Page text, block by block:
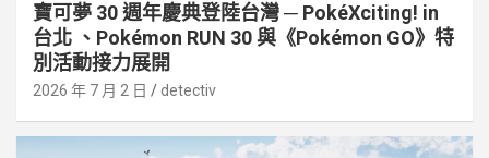
寶可夢 30 週年慶典登陸台灣 ─ PokéXciting! in
台北 、Pokémon RUN 30 與《Pokémon GO》特
別活動接⼒展開
2026 年 7 月 2 日 detectiv